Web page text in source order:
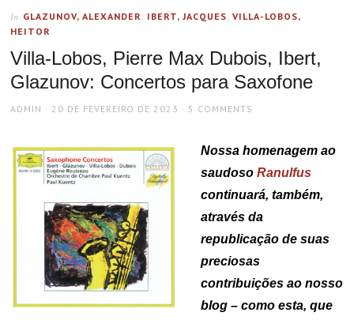
In GLAZUNOV, ALEXANDER, IBERT, JACQUES,VILLA-LOBOS,
HEITOR
Villa-Lobos, Pierre Max Dubois, Ibert,
Glazunov: Concertos para Saxofone
AUTHOR
ADMIN
POSTED
20 DE FEVEREIRO DE 2023 5 COMMENTS
Nossa homenagem ao
saudoso Ranulfus
continuará, também,
através da
republicação de suas
preciosas
contribuições ao nosso
blog – como esta, que